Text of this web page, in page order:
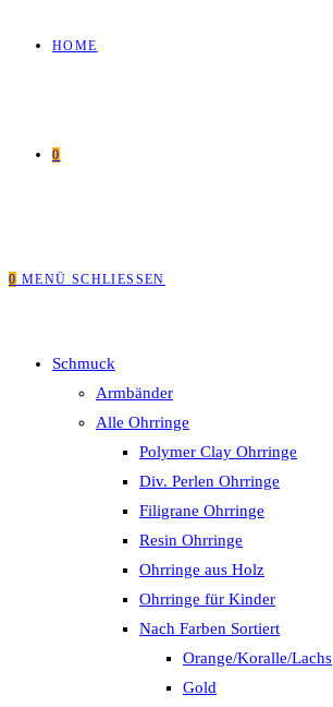
HOME
0
0 MENÜ SCHLIESSEN
Schmuck
Armbänder
Alle Ohrringe
Polymer Clay Ohrringe
Div. Perlen Ohrringe
Filigrane Ohrringe
Resin Ohrringe
Ohrringe aus Holz
Ohrringe für Kinder
Nach Farben Sortiert
Orange/Koralle/Lachs
Gold